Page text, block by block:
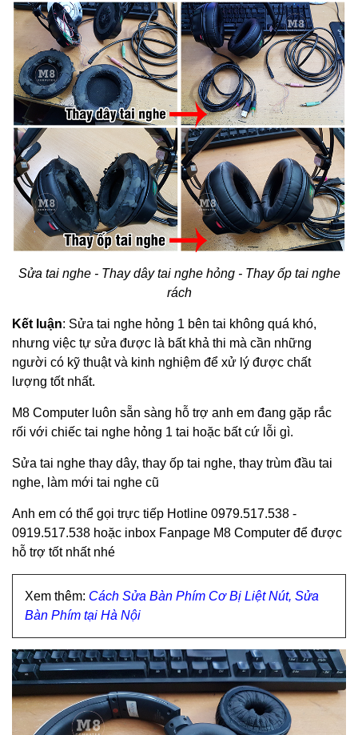
Sửa tai nghe - Thay dây tai nghe hỏng - Thay ốp tai nghe
rách
Kết luận: Sửa tai nghe hỏng 1 bên tai không quá khó,
nhưng việc tự sửa được là bất khả thi mà cần những
người có kỹ thuật và kinh nghiệm để xử lý được chất
lượng tốt nhất.
M8 Computer luôn sẵn sàng hỗ trợ anh em đang gặp rắc
rối với chiếc tai nghe hỏng 1 tai hoặc bất cứ lỗi gì.
Sửa tai nghe thay dây, thay ốp tai nghe, thay trùm đầu tai
nghe, làm mới tai nghe cũ
Anh em có thể gọi trực tiếp Hotline 0979.517.538 -
0919.517.538 hoặc inbox Fanpage M8 Computer để được
hỗ trợ tốt nhất nhé
Xem thêm: Cách Sửa Bàn Phím Cơ Bị Liệt Nút, Sửa
Bàn Phím tại Hà Nội